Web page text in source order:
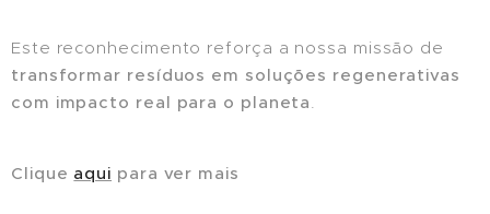
Este reconhecimento reforça a nossa missão de
transformar resíduos em soluções regenerativas
com impacto real para o planeta.
Clique aqui para ver mais